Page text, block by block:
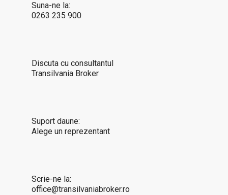
Suna-ne la:
0263 235 900
Discuta cu consultantul
Transilvania Broker
Suport daune:
Alege un reprezentant
Scrie-ne la:
office@transilvaniabroker.ro